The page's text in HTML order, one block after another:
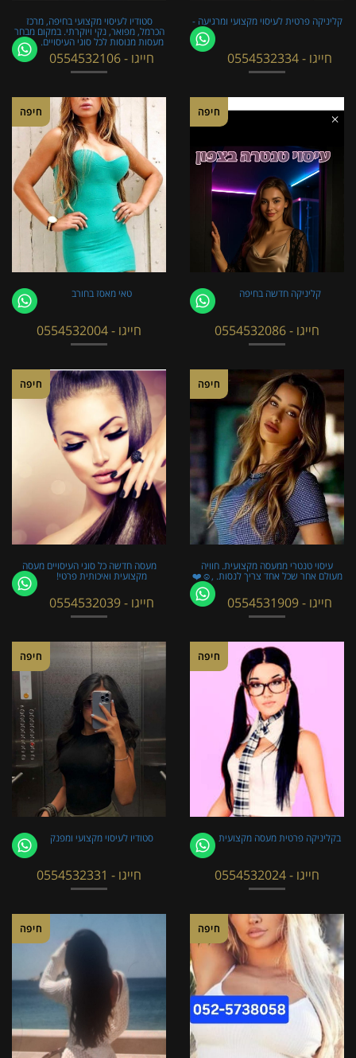
סטודיו לעיסוי מקצועי בחיפה, מרכז
הכרמל, מפואר, נקי ויוקרתי. במקום מבחר
מעסות מנוסות לכל סוגי העיסויים.
חייגו - 0554532106
קליניקה פרטית לעיסוי מקצועי ומרגיעה -
חייגו - 0554532334
חיפה
טאי מאסז בחורב
חייגו - 0554532004
חיפה
קליניקה חדשה בחיפה
חייגו - 0554532086
חיפה
מעסה חדשה כל סוגי העיסויים מעסה
מקצועית ואיכותית פרטי!
חייגו - 0554532039
חיפה
עיסוי טנטרי ממעסה מקצועית. חוויה
מעולם אחר שכל אחד צריך לנסות. ,☺️❤️
חייגו - 0554531909
חיפה
סטודיו לעיסוי מקצועי ומפנק
חייגו - 0554532331
חיפה
בקליניקה פרטית מעסה מקצועית
חייגו - 0554532024
חיפה חיפה